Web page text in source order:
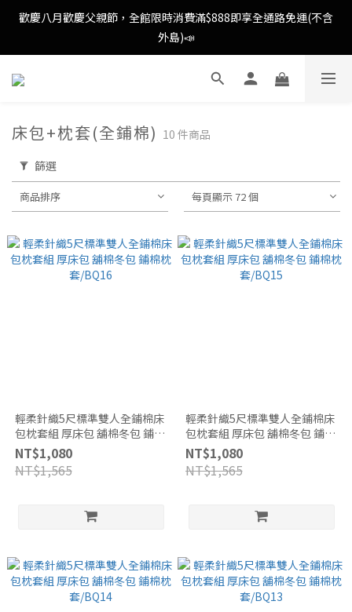
歡慶八月歡慶父親節，全館限時消費滿$888即享全通路免運(不含
外島)📣
歡慶八月歡慶父親節，全館限時消費滿$888即享全通路免運(不含
外島)📣
歡慶八月歡慶父親節，新加入會員即可得購物金$88📣
消費滿額即可成為VIP📣
歡慶八月歡慶父親節，全館限時消費滿$888即享全通路免運(不含
外島)📣
床包+枕套(全鋪棉) 10 件商品
篩選
商品排序 每頁顯示 72 個
輕柔針織5尺標準雙人全鋪棉床
包枕套組 厚床包 舖棉冬包 鋪棉
枕套/BQ16
NT$1,080
NT$1,565
輕柔針織5尺標準雙人全鋪棉床
包枕套組 厚床包 舖棉冬包 鋪棉
枕套/BQ15
NT$1,080
NT$1,565